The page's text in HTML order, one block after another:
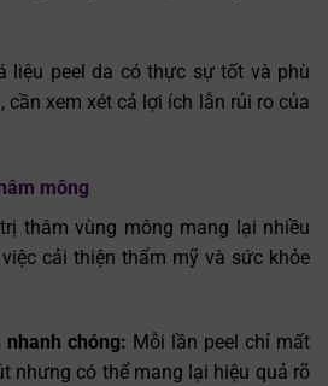
liệu peel da có thực sự tốt và phù
cần xem xét cả lợi ích lẫn rủi ro của
mông
thâm vùng mông mang lại nhiều
cải thiện thẩm mỹ và sức khỏe
chóng: Mỗi lần peel chỉ mất
nhưng có thể mang lại hiệu quả rõ